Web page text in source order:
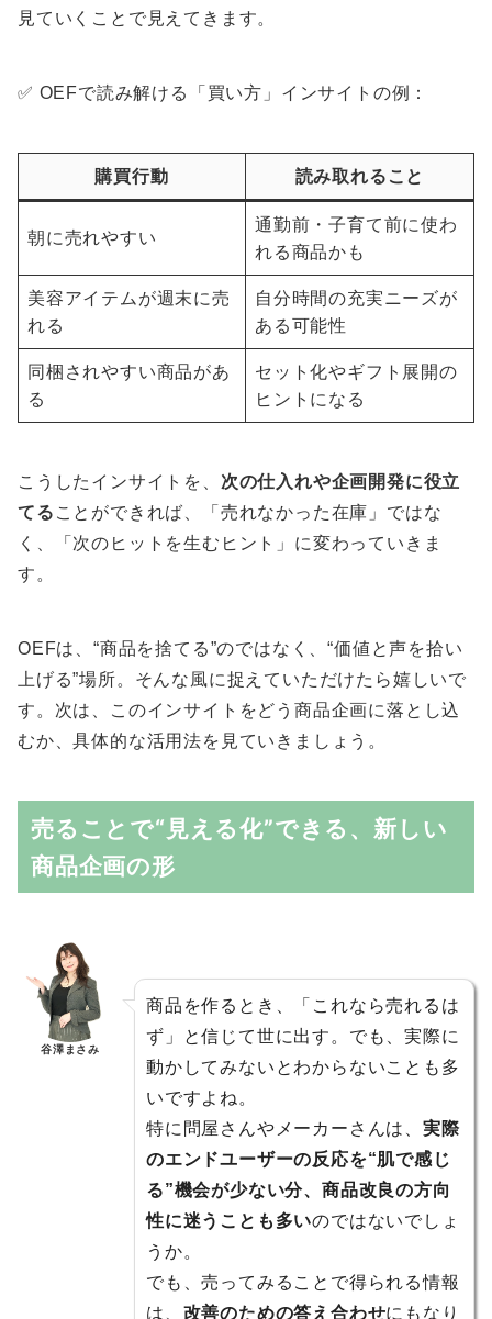
見ていくことで見えてきます。
✅ OEFで読み解ける「買い方」インサイトの例：
購買行動 読み取れること
朝に売れやすい
通勤前・子育て前に使わ
れる商品かも
美容アイテムが週末に売
れる
自分時間の充実ニーズが
ある可能性
同梱されやすい商品があ
る
セット化やギフト展開の
ヒントになる
こうしたインサイトを、 次の仕入れや企画開発に役立
てる ことができれば、「売れなかった在庫」ではな
く、「次のヒットを生むヒント」に変わっていきま
す。
OEFは、“商品を捨てる”のではなく、“価値と声を拾い
上げる”場所。そんな風に捉えていただけたら嬉しいで
す。次は、このインサイトをどう商品企画に落とし込
むか、具体的な活用法を見ていきましょう。
売ることで“見える化”できる、新しい
商品企画の形
谷澤まさみ
商品を作るとき、「これなら売れるは
ず」と信じて世に出す。でも、実際に
動かしてみないとわからないことも多
いですよね。
特に問屋さんやメーカーさんは、 実際
のエンドユーザーの反応を“肌で感じ
る”機会が少ない分、商品改良の方向
性に迷うことも多いのではないでしょ
うか。
でも、売ってみることで得られる情報
は、 改善のための答え合わせにもなり